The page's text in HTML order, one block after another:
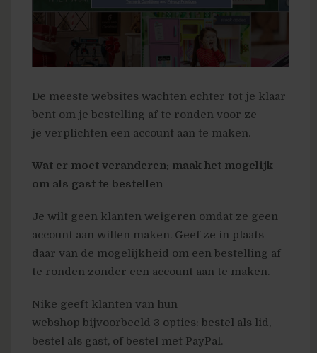
De meeste websites wachten echter tot je klaar
bent om je bestelling af te ronden voor ze
je verplichten een account aan te maken.
Wat er moet veranderen: maak het mogelijk
om als gast te bestellen
Je wilt geen klanten weigeren omdat ze geen
account aan willen maken. Geef ze in plaats
daar van de mogelijkheid om een bestelling af
te ronden zonder een account aan te maken.
Nike geeft klanten van hun
webshop bijvoorbeeld 3 opties: bestel als lid,
bestel als gast, of bestel met PayPal.